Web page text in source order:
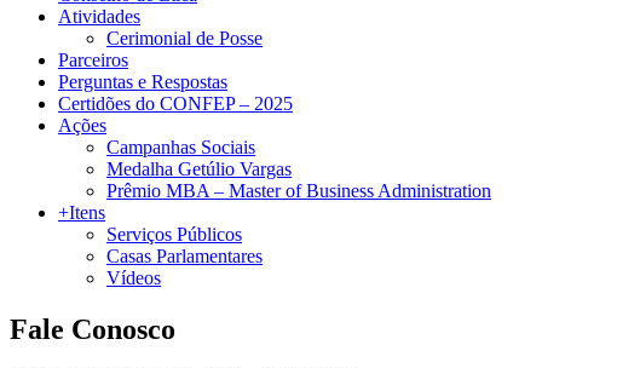
Atividades
Cerimonial de Posse
Parceiros
Perguntas e Respostas
Certidões do CONFEP – 2025
Ações
Campanhas Sociais
Medalha Getúlio Vargas
Prêmio MBA – Master of Business Administration
+Itens
Serviços Públicos
Casas Parlamentares
Vídeos
Fale Conosco